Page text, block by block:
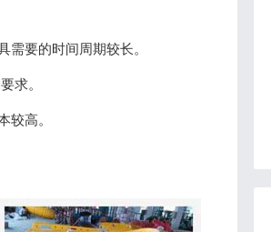
要的时间周期较长。
求。
较高。